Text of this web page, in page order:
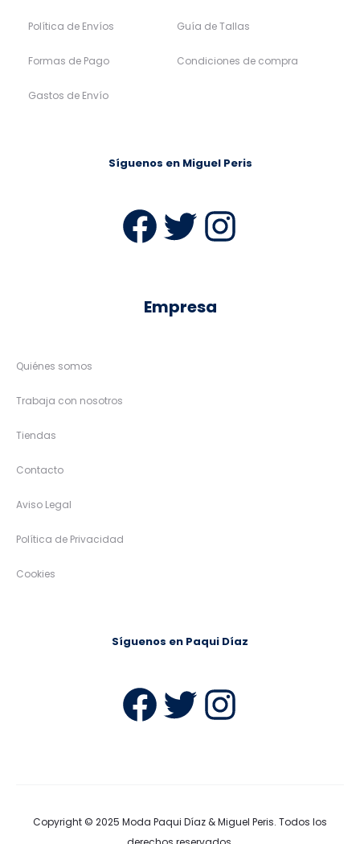
Política de Envíos
Formas de Pago
Gastos de Envío
Guía de Tallas
Condiciones de compra
Síguenos en Miguel Peris
Facebook
Twitter
Empresa
Quiénes somos
Trabaja con nosotros
Tiendas
Contacto
Aviso Legal
Política de Privacidad
Cookies
Síguenos en Paqui Díaz
Facebook
Twitter
Copyright © 2025 Moda Paqui Díaz & Miguel Peris. Todos los